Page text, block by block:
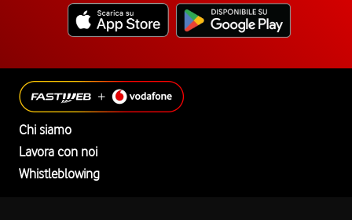
Chi siamo
Lavora con noi
Whistleblowing